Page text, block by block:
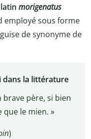
morigenatus
employé sous forme
de synonyme de
dans la littérature
brave père, si bien
que le mien. »
)